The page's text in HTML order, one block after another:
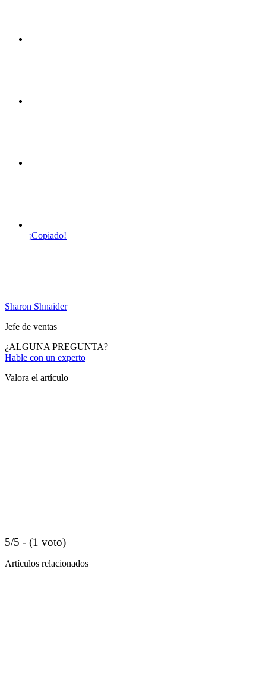
¡Copiado!
Sharon Shnaider
Jefe de ventas
¿ALGUNA PREGUNTA?
Hable con un experto
Valora el artículo
5/5 - (1 voto)
Artículos relacionados